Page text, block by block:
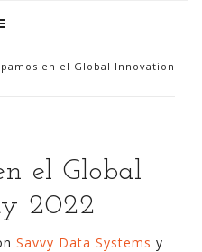
en el Global Innovation
el Global
2022
Savvy Data Systems y